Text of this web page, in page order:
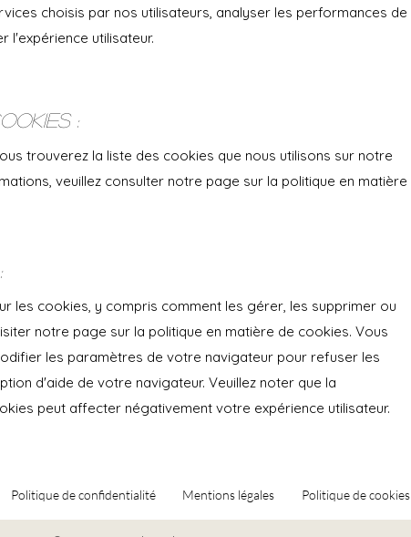
choisis par nos utilisateurs, analyser les performances de
l'expérience utilisateur.
:
trouverez la liste des cookies que nous utilisons sur notre
veuillez consulter notre page sur la politique en matière
les cookies, y compris comment les gérer, les supprimer ou
notre page sur la politique en matière de cookies. Vous
les paramètres de votre navigateur pour refuser les
d'aide de votre navigateur. Veuillez noter que la
peut affecter négativement votre expérience utilisateur.
Politique de confidentialité Mentions légales Politique de cookies